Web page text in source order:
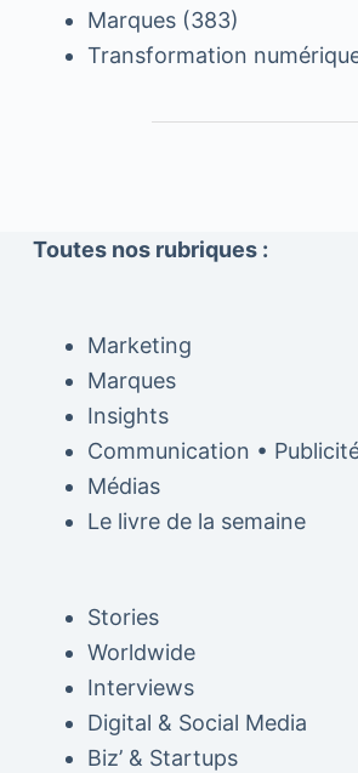
Marques(383)
Transformation
Toutes nos rubriques :
Marketing
Marques
Insights
Communication •
Médias
Le livre de la semaine
Stories
Worldwide
Interviews
Digital & Social Media
Biz’ & Startups